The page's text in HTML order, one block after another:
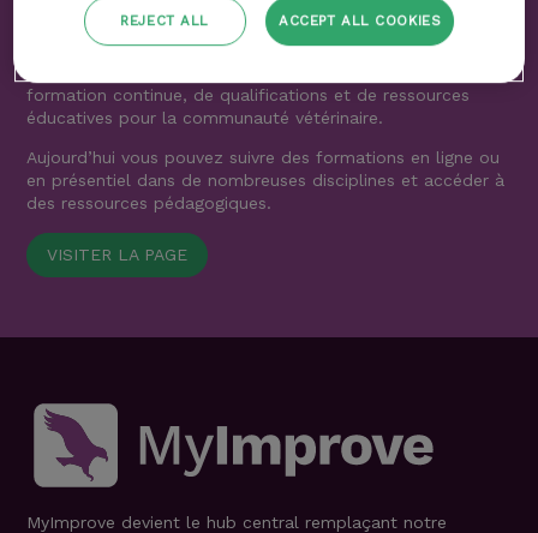
Le groupe Improve international a été fondé en 1998.
formation continue, de qualifications et de ressources
éducatives pour la communauté vétérinaire.
Aujourd’hui vous pouvez suivre des formations en ligne ou
en présentiel dans de nombreuses disciplines et accéder à
des ressources pédagogiques.
VISITER LA PAGE
MyImprove devient le hub central remplaçant notre
REJECT ALL ACCEPT ALL COOKIES